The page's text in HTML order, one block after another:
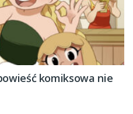
komiksowa nie